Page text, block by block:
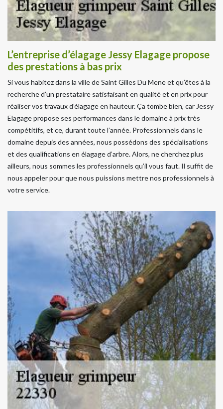
L’entreprise d’élagage Jessy Elagage propose
des prestations à bas prix
Si vous habitez dans la ville de Saint Gilles Du Mene et qu’êtes à la
recherche d’un prestataire satisfaisant en qualité et en prix pour
réaliser vos travaux d’élagage en hauteur. Ça tombe bien, car Jessy
Elagage propose ses performances dans le domaine à prix très
compétitifs, et ce, durant toute l’année. Professionnels dans le
domaine depuis des années, nous possédons des spécialisations
et des qualifications en élagage d’arbre. Alors, ne cherchez plus
ailleurs, nous sommes les professionnels qu’il vous faut. Il suffit de
nous appeler pour que nous puissions mettre nos professionnels à
votre service.